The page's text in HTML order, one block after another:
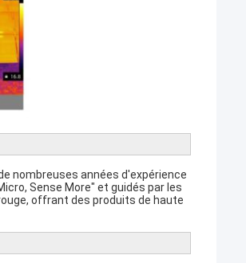
nombreuses années d'expérience
Sense More" et guidés par les
offrant des produits de haute